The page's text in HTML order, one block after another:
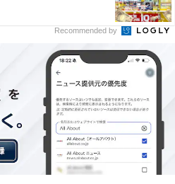
事ですが、先行き不透明な時
めには、失敗や無駄が多くて
能力」を高める「知の探索」
まざまな解釈がありますが、
次の3つの要素を意味しま
Recommended by